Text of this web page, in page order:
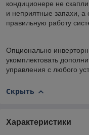
кондиционере не
и неприятные запахи, а
правильную работу
Опционально
укомплектовать
управления с любого
Скрыть
Характеристики